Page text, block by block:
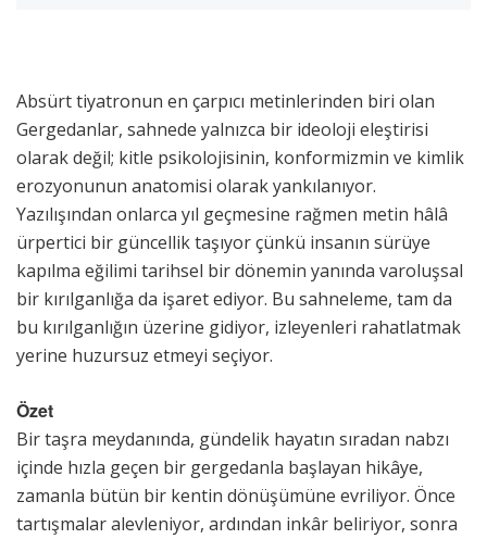
Absürt tiyatronun en çarpıcı metinlerinden biri olan
Gergedanlar, sahnede yalnızca bir ideoloji eleştirisi
olarak değil; kitle psikolojisinin, konformizmin ve kimlik
erozyonunun anatomisi olarak yankılanıyor.
Yazılışından onlarca yıl geçmesine rağmen metin hâlâ
ürpertici bir güncellik taşıyor çünkü insanın sürüye
kapılma eğilimi tarihsel bir dönemin yanında varoluşsal
bir kırılganlığa da işaret ediyor. Bu sahneleme, tam da
bu kırılganlığın üzerine gidiyor, izleyenleri rahatlatmak
yerine huzursuz etmeyi seçiyor.
Özet
Bir taşra meydanında, gündelik hayatın sıradan nabzı
içinde hızla geçen bir gergedanla başlayan hikâye,
zamanla bütün bir kentin dönüşümüne evriliyor. Önce
tartışmalar alevleniyor, ardından inkâr beliriyor, sonra